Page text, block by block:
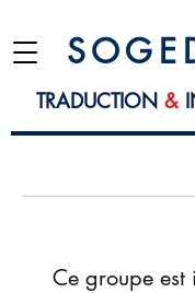
S O G E
TRADUCTION &
Ce groupe est